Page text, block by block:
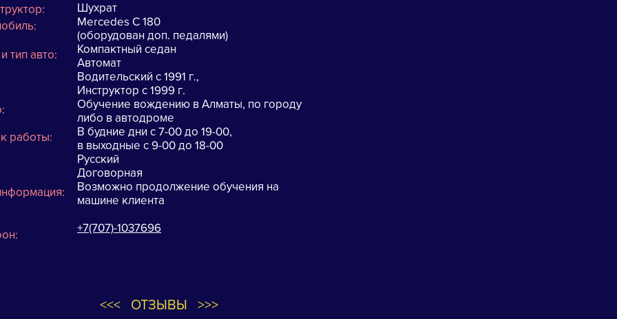
Шухрат
Mercedes C 180
(оборудован доп. педалями)
Компактный седан
Автомат
Водительский с 1991 г.,
Инструктор с 1999 г.
Обучение вождению в Алматы, по городу
либо в автодроме
В будние дни с 7-00 до 19-00,
в выходные с 9-00 до 18-00
Русский
Договорная
Возможно продолжение обучения на
машине клиента
+7(707)-1037696
тип авто:
работы:
<<< ОТЗЫВЫ >>>